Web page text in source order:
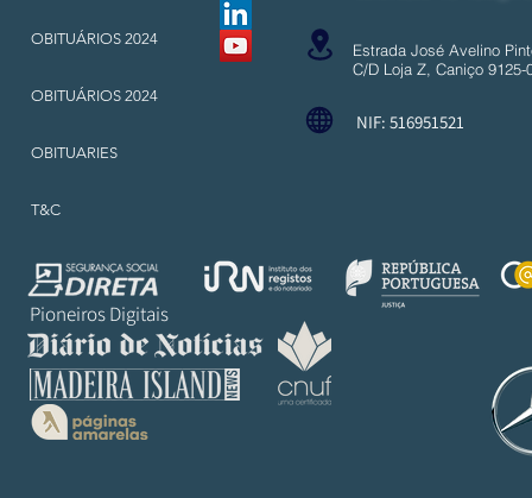
OBITUÁRIOS 2024
OBITUÁRIOS 2024
OBITUARIES
T&C
Estrada José Avelino
C/D Loja Z, Caniço 9125-
NIF: 516951521
Pioneiros Digitais